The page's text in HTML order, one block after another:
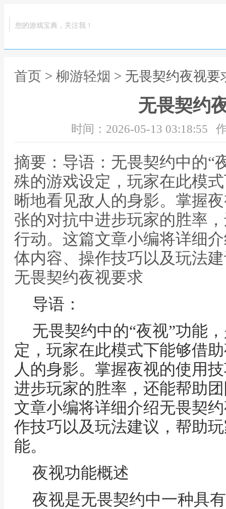
您的游戏宝典，关注我！
首页 > 柳游轻烟 > 无畏契约夜视要
无畏契约
时间：2026-05-13 03:18:55
摘要：导语：无畏契约中的“
殊的游戏设定，玩家在此模
晰地看见敌人的身影。掌握
张的对抗中进步玩家的胜率
行动。这篇文章小编将详细
体内容、操作技巧以及玩法
无畏契约夜视要求
导语：
无畏契约中的“夜视”功能
定，玩家在此模式下能够借
人的身影。掌握夜视的使用
进步玩家的胜率，还能帮助
文章小编将详细介绍无畏契
作技巧以及玩法建议，帮助
能。
夜视功能概述
夜视是无畏契约中一种具